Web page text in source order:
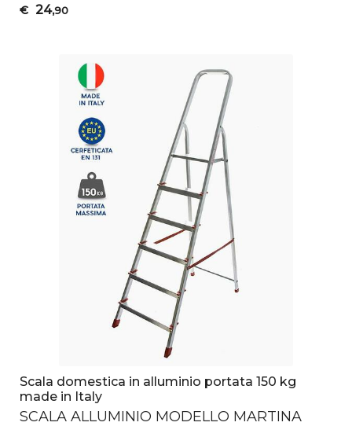
€ 24,90
Scala domestica in alluminio portata 150 kg
made in Italy
SCALA ALLUMINIO MODELLO MARTINA